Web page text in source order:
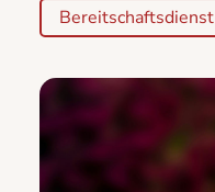
Bereitschaftsdienst